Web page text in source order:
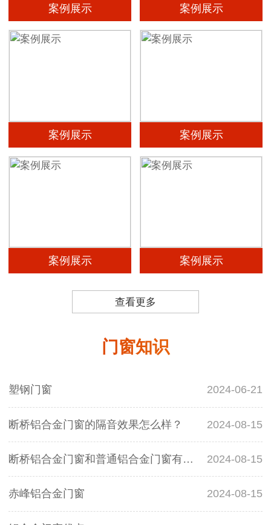
案例展示 案例展示
案例展示 案例展示
案例展示 案例展示
查看更多
门窗知识
塑钢门窗 2024-06-21
断桥铝合金门窗的隔音效果怎么样？ 2024-08-15
断桥铝合金门窗和普通铝合金门窗有什么区别？ 2024-08-15
赤峰铝合金门窗 2024-08-15